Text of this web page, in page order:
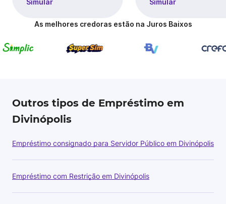
Simular Simular
As melhores credoras estão na Juros Baixos
Outros tipos de Empréstimo em
Divinópolis
Empréstimo consignado para Servidor Público em Divinópolis
Empréstimo com Restrição em Divinópolis